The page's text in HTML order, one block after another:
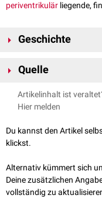
periventrikulär liegende,
Geschichte
Dawson (1870 - 1927)
Quelle
Dawson JW. The
1916;17(4):229-241.
Artikelinhalt ist
Hier melden
Du kannst den Artikel
klickst.
Alternativ kümmert sich
Deine zusätzlichen
vollständig zu